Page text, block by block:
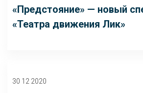
«Предстояние» — новый
«Театра движения Лик»
30 12 2020